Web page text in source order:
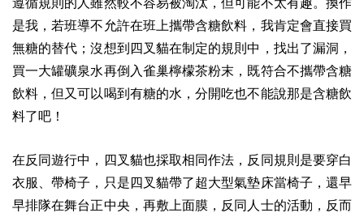
是我，若班導不允許在班上攜帶含糖飲料，我肯定會直接買
無糖的替代；沒想到四叉貓在制定的規則中，找出了漏洞，
買一大罐礦泉水再倒入雀巢檸檬茶粉末，既符合不攜帶含糖
飲料，但又可以喝到有糖的水，分開吃也不能說那是含糖飲
料了吧！
在反同遊行中，四叉貓也採取相同作法，反同規則是要穿白
衣服、帶椅子，只是四叉貓帶了超大型氣墊床當椅子，還早
早排隊在舞台正中央，再敷上面膜，反同人士的活動，反而